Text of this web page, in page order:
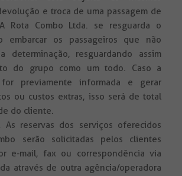
e troca de uma passagem de
Rota Combo Ltda. se resguarda o
embarcar os passageiros que não
determinação, resguardando assim
do grupo como um todo. Caso a
previamente informada e gerar
ou custos extras, isso será de total
do cliente.
As reservas dos serviços oferecidos
serão solicitadas pelos clientes
e-mail, fax ou correspondência via
através de outra agência/operadora